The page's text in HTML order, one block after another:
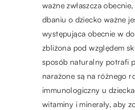
ważne zwłaszcza
dbaniu o dziecko ważne
występująca obecnie w
zbliżona pod względem
sposób naturalny potrafi
narażone są na różnego
immunologiczny u
witaminy i minerały, aby